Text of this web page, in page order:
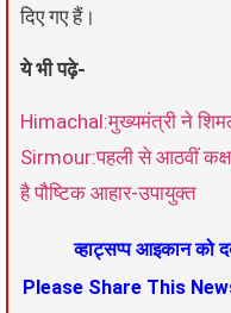
दिए गए हैं।
ये भी पढ़े-
Himachal:मुख्यमंत्री ने
Sirmour:पहली से आठवीं कक्षा
है पौष्टिक आहार-उपायुक्त
व्हाट्सप्प आइकान को
Please Share This